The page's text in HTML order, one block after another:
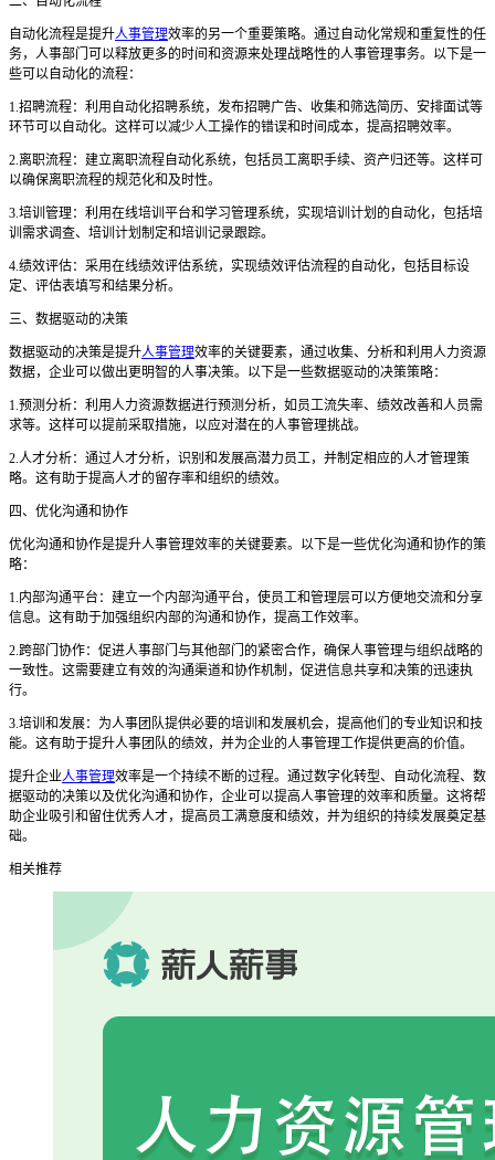
自动化流程是提升人事管理效率的另一个重要策略。通过自动化常规和重复性的任
务，人事部门可以释放更多的时间和资源来处理战略性的人事管理事务。以下是一
些可以自动化的流程：
1.招聘流程：利用自动化招聘系统，发布招聘广告、收集和筛选简历、安排面试等
环节可以自动化。这样可以减少人工操作的错误和时间成本，提高招聘效率。
2.离职流程：建立离职流程自动化系统，包括员工离职手续、资产归还等。这样可
以确保离职流程的规范化和及时性。
3.培训管理：利用在线培训平台和学习管理系统，实现培训计划的自动化，包括培
训需求调查、培训计划制定和培训记录跟踪。
4.绩效评估：采用在线绩效评估系统，实现绩效评估流程的自动化，包括目标设
定、评估表填写和结果分析。
三、数据驱动的决策
数据驱动的决策是提升人事管理效率的关键要素， 通过收集、分析和利用人力资源
数据，企业可以做出更明智的人事决策。以下是一些数据驱动的决策策略：
1.预测分析：利用人力资源数据进行预测分析，如员工流失率、绩效改善和人员需
求等。这样可以提前采取措施，以应对潜在的人事管理挑战。
2.人才分析：通过人才分析，识别和发展高潜力员工，并制定相应的人才管理策
略。这有助于提高人才的留存率和组织的绩效。
四、优化沟通和协作
优化沟通和协作是提升人事管理效率的关键要素。以下是一些优化沟通和协作的策
略：
1.内部沟通平台：建立一个内部沟通平台，使员工和管理层可以方便地交流和分享
信息。这有助于加强组织内部的沟通和协作，提高工作效率。
2.跨部门协作：促进人事部门与其他部门的紧密合作，确保人事管理与组织战略的
一致性。这需要建立有效的沟通渠道和协作机制，促进信息共享和决策的迅速执
行。
3.培训和发展：为人事团队提供必要的培训和发展机会，提高他们的专业知识和技
能。这有助于提升人事团队的绩效，并为企业的人事管理工作提供更高的价值。
提升企业人事管理效率是一个持续不断的过程。通过数字化转型、自动化流程、数
据驱动的决策以及优化沟通和协作，企业可以提高人事管理的效率和质量。这将帮
助企业吸引和留住优秀人才，提高员工满意度和绩效，并为组织的持续发展奠定基
础。
相关推荐